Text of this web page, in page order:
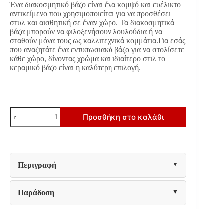
€23.00.
είναι:
€18.40.
Ένα διακοσμητικό βάζο είναι ένα κομψό και ευέλικτο
αντικείμενο που χρησιμοποιείται για να προσθέσει
στυλ και αισθητική σε έναν χώρο. Τα διακοσμητικά
βάζα μπορούν να φιλοξενήσουν λουλούδια ή να
σταθούν μόνα τους ως καλλιτεχνικά κομμάτια.Για εσάς
που αναζητάτε ένα εντυπωσιακό βάζο για να στολίσετε
κάθε χώρο, δίνοντας χρώμα και ιδιαίτερο στιλ το
κεραμικό βάζο είναι η καλύτερη επιλογή.
ΚΕΡΑΜΙΚΟ
ΒΑΖΟ
Fylliana
15x15x29εκ
ποσότητα
Προσθήκη στο καλάθι
Περιγραφή
Παράδοση